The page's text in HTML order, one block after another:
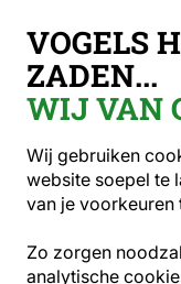
VOGELS
ZADEN...
WIJ VAN
Wij gebruiken
website soepel te
van je voorkeuren
Zo zorgen
analytische
Vogelvoer